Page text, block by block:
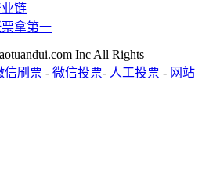
链
拿第一
Inc All Rights
信刷票 - 微信投票- 人工投票 - 网站